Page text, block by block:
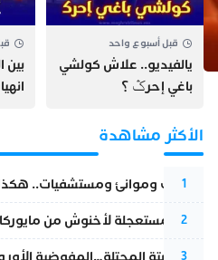
قبل أسبوع واحد
يالفيديو.. علاش كولشي
باغي إحرݣ ؟
بين
الأكثر مشاهدة
1
قطارات وموانئ ومستشفيات.. هكذا يرسم قانون
2
عودة مستعجلة لأخنوش من